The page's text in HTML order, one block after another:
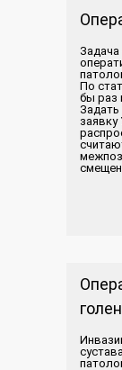
Задача
По
бы раз